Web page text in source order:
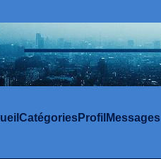
CatégoriesProfil Messages